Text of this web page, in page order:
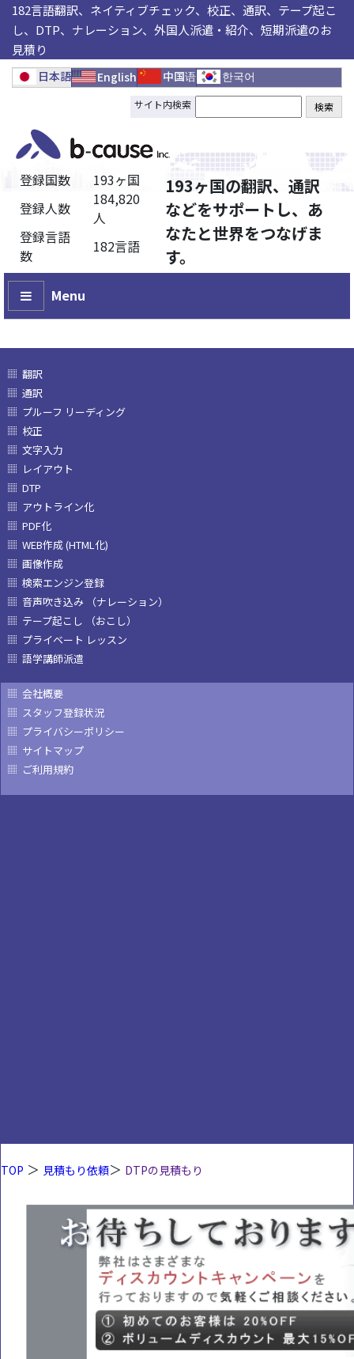
182言語翻訳、ネイティブチェック、校正、通訳、テープ起こ
し、DTP、ナレーション、外国人派遣・紹介、短期派遣のお
見積り
TOP ＞ 見積もり依頼＞ DTPの見積もり